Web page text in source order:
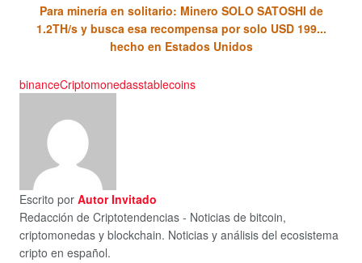
Para minería en solitario: Minero SOLO SATOSHI de
1.2TH/s y busca esa recompensa por solo USD 199...
hecho en Estados Unidos
binanceCriptomonedasstablecoins
Escrito por Autor Invitado
Redacción de Criptotendencias - Noticias de bitcoin,
criptomonedas y blockchain. Noticias y análisis del ecosistema
cripto en español.